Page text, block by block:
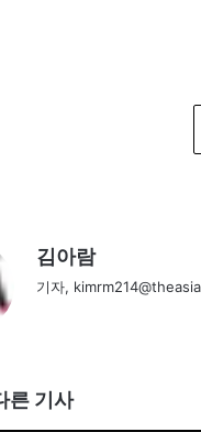
김아람
기자,
른 기사